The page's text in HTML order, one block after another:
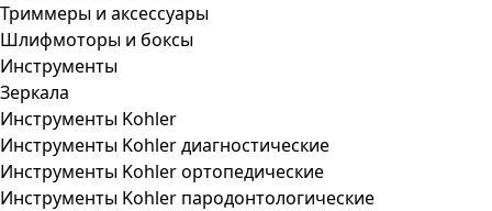
Триммеры и аксессуары
Шлифмоторы и боксы
Инструменты
Зеркала
Инструменты Kohler
Инструменты Kohler диагностические
Инструменты Kohler ортопедические
Инструменты Kohler пародонтологические